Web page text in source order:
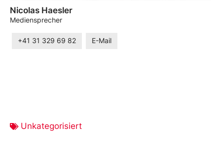
Nicolas Haesler
Mediensprecher
+41 31 329 69 82 E-Mail
Unkategorisiert